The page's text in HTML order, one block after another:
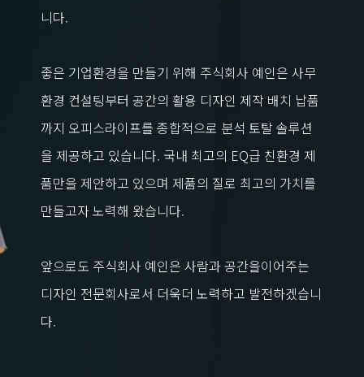
니다.
좋은 기업환경을 만들기 위해 주식회사 예인은 사무
환경 컨설팅부터 공간의 활용 디자인 제작 배치 납품
까지 오피스라이프를 종합적으로 분석 토탈 솔루션
을 제공하고 있습니다. 국내 최고의 EQ급 친환경 제
품만을 제안하고 있으며 제품의 질로 최고의 가치를
만들고자 노력해 왔습니다.
앞으로도 주식회사 예인은 사람과 공간을이어주는
디자인 전문회사로서 더욱더 노력하고 발전하겠습니
다.